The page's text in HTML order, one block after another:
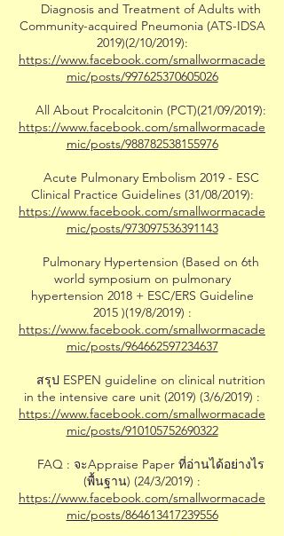
Diagnosis and Treatment of Adults with
Community-acquired Pneumonia (ATS-IDSA
2019)(2/10/2019):
https://www.facebook.com/smallwormacade
mic/posts/997625370605026
All About Procalcitonin (PCT)(21/09/2019):
https://www.facebook.com/smallwormacade
mic/posts/988782538155976
Acute Pulmonary Embolism 2019 - ESC
Clinical Practice Guidelines (31/08/2019):
https://www.facebook.com/smallwormacade
mic/posts/973097536391143
Pulmonary Hypertension (Based on 6th
world symposium on pulmonary
hypertension 2018 + ESC/ERS Guideline
2015 )(19/8/2019) :
https://www.facebook.com/smallwormacade
mic/posts/964662597234637
สรุป ESPEN guideline on clinical nutrition
in the intensive care unit (2019) (3/6/2019) :
https://www.facebook.com/smallwormacade
mic/posts/910105752690322
FAQ : จะAppraise Paper ที่อ่านได้อย่างไร
(พื้นฐาน) (24/3/2019) :
https://www.facebook.com/smallwormacade
mic/posts/864613417239556